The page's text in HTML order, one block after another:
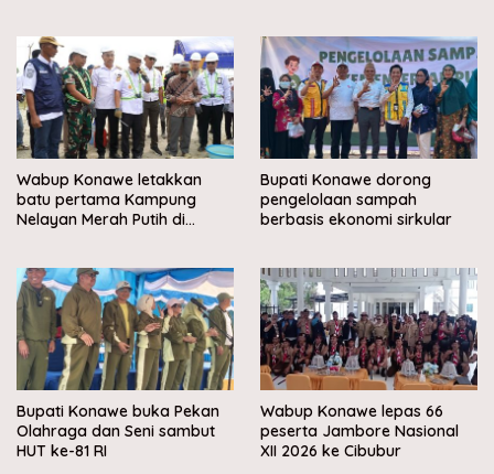
Wabup Konawe letakkan
batu pertama Kampung
Nelayan Merah Putih di
Bupati Konawe dorong
pengelolaan sampah
berbasis ekonomi sirkular
Bupati Konawe buka Pekan
Olahraga dan Seni sambut
HUT ke-81 RI
Wabup Konawe lepas 66
peserta Jambore Nasional
XII 2026 ke Cibubur